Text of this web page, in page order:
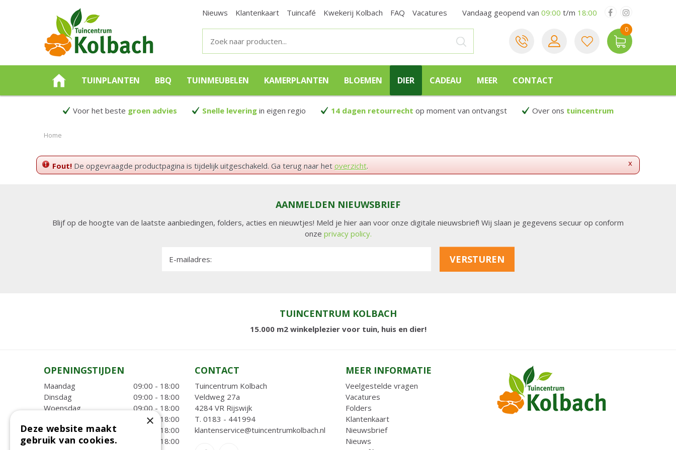
Home
Nieuws Klantenkaart Tuincafé Kwekerij Kolbach FAQ Vacatures Vandaag geopend van 09:00 t/m 18:00
TUINPLANTEN BBQ TUINMEUBELEN KAMERPLANTEN BLOEMEN DIER CADEAU MEER CONTACT
Voor het beste groen advies Snelle leveringin eigen regio 14 dagen retourrecht op moment van ontvangst Over ons tuincentrum
x
Fout! De opgevraagde productpagina is tijdelijk uitgeschakeld. Ga terug naar het overzicht.
AANMELDEN NIEUWSBRIEF
Blijf op de hoogte van de laatste aanbiedingen, folders, acties en nieuwtjes! Meld je hier aan voor onze digitale nieuwsbrief! Wij slaan je gegevens secuur op conform
onze privacy policy.
E-mailadres:
TUINCENTRUM KOLBACH
15.000 m2 winkelplezier voor tuin, huis en dier!
OPENINGSTIJDEN
Maandag
09:00 - 18:00
Dinsdag
09:00 - 18:00
Woensdag
09:00 - 18:00
09:00 - 18:00
Vrijdag
09:00 - 18:00
Zaterdag
09:00 - 18:00
CONTACT
Tuincentrum Kolbach
Veldweg 27a
4284 VR Rijswijk
T. 0183 - 441994
klantenservice@tuincentrumkolbach.nl
MEER INFORMATIE
Veelgestelde vragen
Vacatures
Folders
Klantenkaart
Nieuwsbrief
Nieuws
×
Deze website maakt
gebruik van cookies.